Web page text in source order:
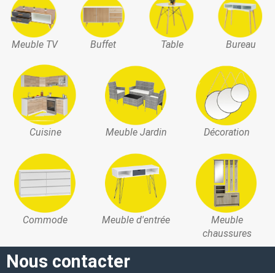
Meuble TV Buffet Table Bureau
Cuisine Meuble Jardin Décoration
Commode Meuble d'entrée
Meuble
chaussures
Nous contacter